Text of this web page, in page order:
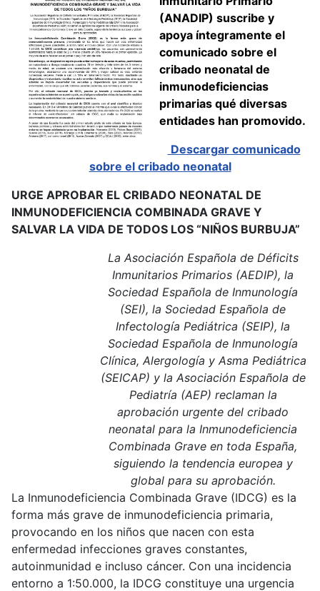
(ANADIP) suscribe y
apoya íntegramente el
comunicado sobre el
cribado neonatal de
inmunodeficiencias
primarias qué diversas
entidades han promovido.
Descargar comunicado
sobre el cribado neonatal
URGE APROBAR EL CRIBADO NEONATAL DE
INMUNODEFICIENCIA COMBINADA GRAVE Y
SALVAR LA VIDA DE TODOS LOS “NIÑOS BURBUJA”
La Asociación Española de Déficits
Inmunitarios Primarios (AEDIP), la
Sociedad Española de Inmunología
(SEI), la Sociedad Española de
Infectología Pediátrica (SEIP), la
Sociedad Española de Inmunología
Clínica, Alergología y Asma Pediátrica
(SEICAP) y la Asociación Española de
Pediatría (AEP) reclaman la
aprobación urgente del cribado
neonatal para la Inmunodeficiencia
Combinada Grave en toda España,
siguiendo la tendencia europea y
global para su aprobación.
La Inmunodeficiencia Combinada Grave (IDCG) es la
forma más grave de inmunodeficiencia primaria,
provocando en los niños que nacen con esta
enfermedad infecciones graves constantes,
autoinmunidad e incluso cáncer. Con una incidencia
entorno a 1:50.000, la IDCG constituye una urgencia